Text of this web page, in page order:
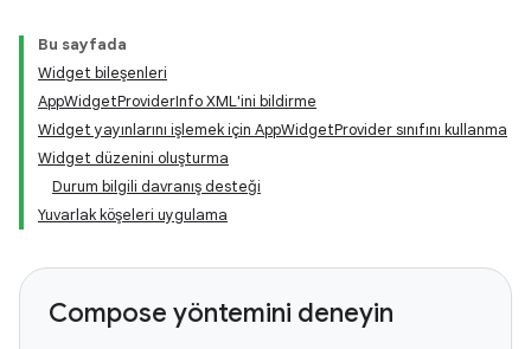
Bu sayfada
Widget bileşenleri
AppWidgetProviderInfo XML'ini bildirme
Widget yayınlarını işlemek için AppWidgetProvider sınıfını kullanma
Widget düzenini oluşturma
Durum bilgili davranış desteği
Yuvarlak köşeleri uygulama
Compose yöntemini deneyin